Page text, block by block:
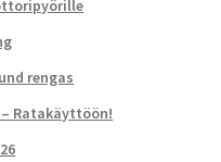
rengas
Ratakäyttöön!